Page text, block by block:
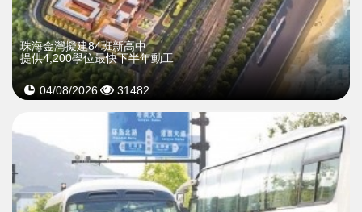
珠海金灣擬建84班新高中
提供4,200學位最快下半年動工
04/08/2026 31482